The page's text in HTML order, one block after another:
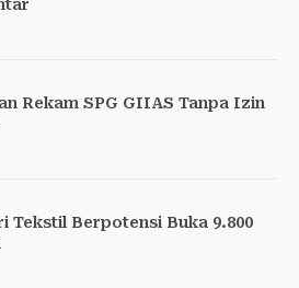
Rekam SPG GIIAS Tanpa Izin
Tekstil Berpotensi Buka 9.800